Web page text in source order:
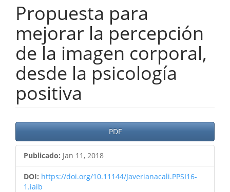
Propuesta para
mejorar la percepción
de la imagen corporal,
desde la psicología
positiva
Barra
lateral
del
artículo
PDF
Publicado: Jan 11, 2018
DOI: https://doi.org/10.11144/Javerianacali.PPSI16-
1.iaib